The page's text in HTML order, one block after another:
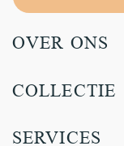
OVER ONS
COLLECTIE
SERVICES